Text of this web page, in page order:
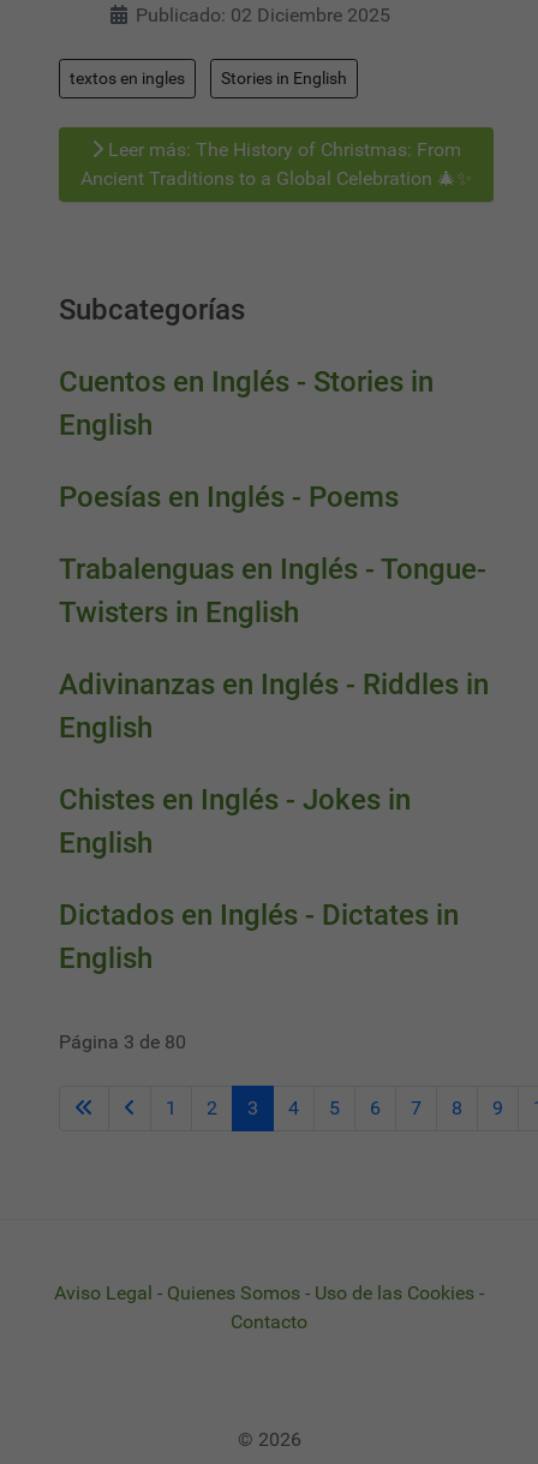
Publicado: 02 Diciembre 2025
textos en ingles Stories in English
Leer más: The History of Christmas: From
Ancient Traditions to a Global Celebration 🎄✨
Subcategorías
Cuentos en Inglés - Stories in
English
Poesías en Inglés - Poems
Trabalenguas en Inglés - Tongue-
Twisters in English
Adivinanzas en Inglés - Riddles in
English
Chistes en Inglés - Jokes in
English
Dictados en Inglés - Dictates in
English
Página 3 de 80
1 2 3 4 5 6 7 8 9
Aviso Legal - Quienes Somos - Uso de las Cookies -
Contacto
© 2026